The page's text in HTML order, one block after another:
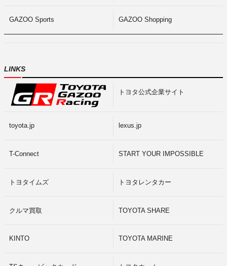
GAZOO Sports GAZOO Shopping
LINKS
トヨタ公式企業サイト
toyota.jp lexus.jp
T-Connect START YOUR IMPOSSIBLE
トヨタイムズ トヨタレンタカー
クルマ買取 TOYOTA SHARE
KINTO TOYOTA MARINE